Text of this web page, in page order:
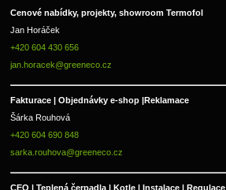
Cenové nabídky, projekty, showroom Termofol
Jan Horáček
+420 604 430 656
jan.horacek@greeneco.cz
Fakturace | Objednávky e-shop |Reklamace
Šárka Rouhová
+420 604 690 848
sarka.rouhova@greeneco.cz
CEO | Teplená čerpadla | Kotle | Instalace | Regulace